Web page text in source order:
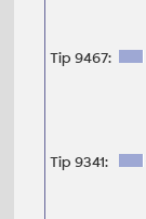
Tip 9467:
Tip 9341: